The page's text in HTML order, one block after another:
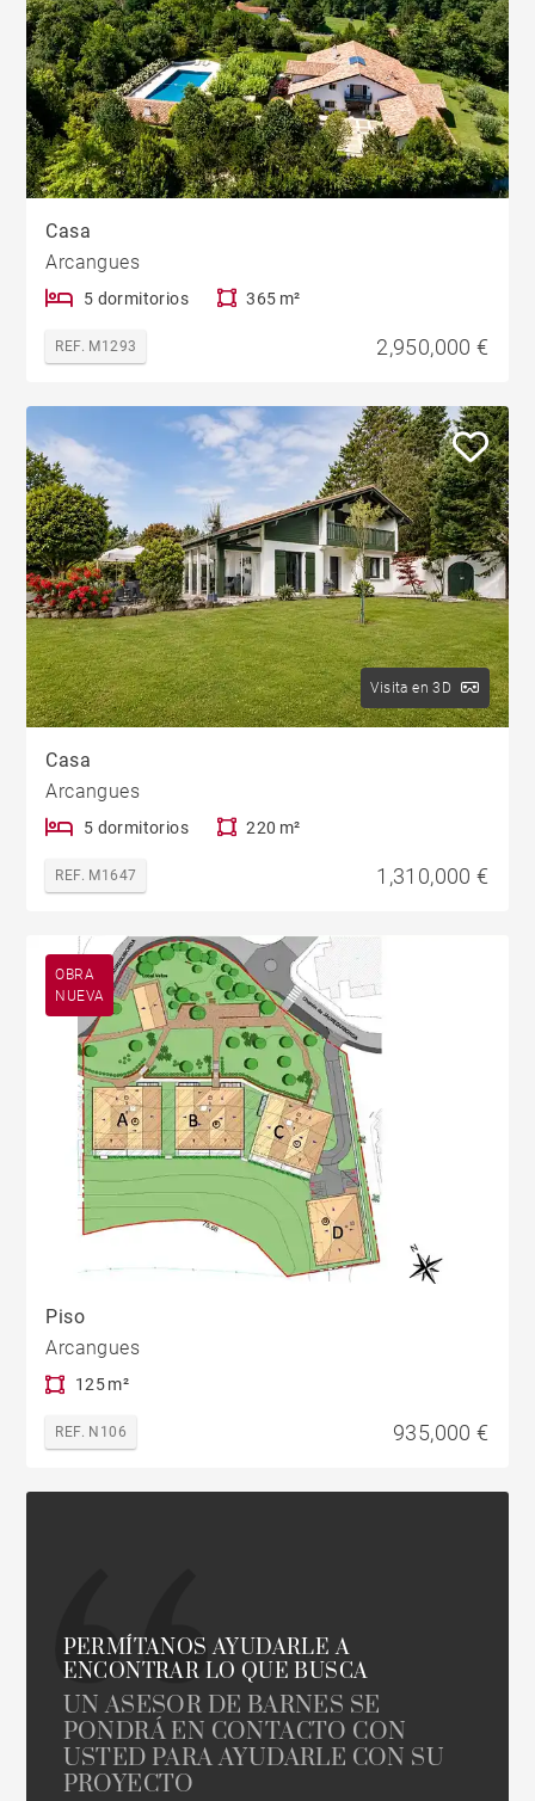
Casa
Arcangues
5 dormitorios 365 m²
REF. M1293 2,950,000 €
Visita en 3D
Casa
Arcangues
5 dormitorios 220 m²
REF. M1647 1,310,000 €
OBRA
NUEVA
Piso
Arcangues
125 m²
REF. N106 935,000 €
PERMÍTANOS AYUDARLE A
ENCONTRAR LO QUE BUSCA
UN ASESOR DE BARNES SE
PONDRÁ EN CONTACTO CON
USTED PARA AYUDARLE CON SU
PROYECTO